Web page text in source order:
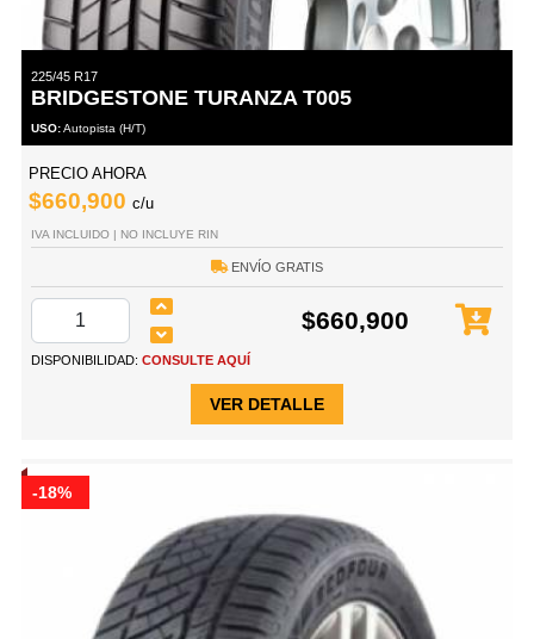
225/45 R17
BRIDGESTONE TURANZA T005
USO:Autopista (H/T)
PRECIO AHORA
$660,900 c/u
IVA INCLUIDO | NO INCLUYE RIN
ENVÍO GRATIS
$660,900
DISPONIBILIDAD: CONSULTE AQUÍ
VER DETALLE
-18%